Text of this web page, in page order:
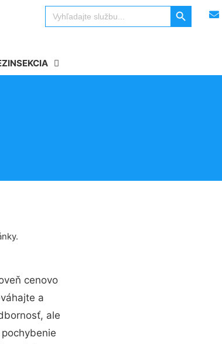
Search
for:
Search Button
cenovo
a
ale